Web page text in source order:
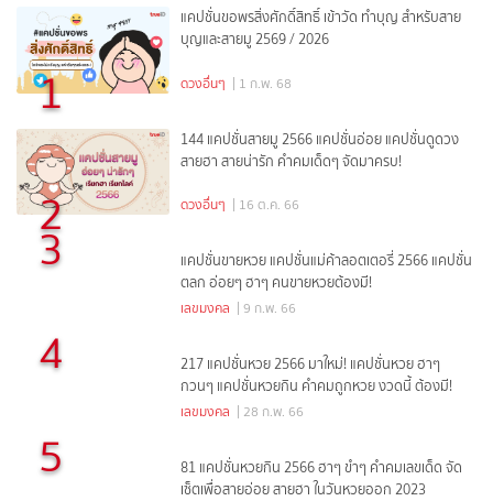
1
แคปชั่นขอพรสิ่งศักดิ์สิทธิ์ เข้าวัด ทำบุญ สำหรับสาย
บุญและสายมู 2569 / 2026
ดวงอื่นๆ | 1 ก.พ. 68
2
144 แคปชั่นสายมู 2566 แคปชั่นอ่อย แคปชั่นดูดวง
สายฮา สายน่ารัก คำคมเด็ดๆ จัดมาครบ!
ดวงอื่นๆ | 16 ต.ค. 66
3
แคปชั่นขายหวย แคปชั่นแม่ค้าลอตเตอรี่ 2566 แคปชั่น
ตลก อ่อยๆ ฮาๆ คนขายหวยต้องมี!
เลขมงคล | 9 ก.พ. 66
4
217 แคปชั่นหวย 2566 มาใหม่! แคปชั่นหวย ฮาๆ
กวนๆ แคปชั่นหวยกิน คำคมถูกหวย งวดนี้ ต้องมี!
เลขมงคล | 28 ก.พ. 66
5
81 แคปชั่นหวยกิน 2566 ฮาๆ ขำๆ คำคมเลขเด็ด จัด
เซ็ตเพื่อสายอ่อย สายฮา ในวันหวยออก 2023